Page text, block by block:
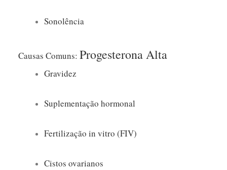
Sonolência
Causas Comuns:Progesterona Alta
Gravidez
Suplementação hormonal
Fertilização in vitro (FIV)
Cistos ovarianos